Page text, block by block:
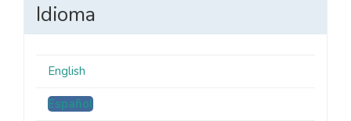
Idioma
English
Español